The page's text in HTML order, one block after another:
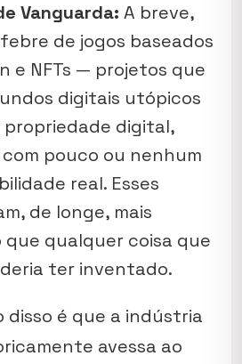
Vanguarda: A breve,
de jogos baseados
e NFTs — projetos que
digitais utópicos
propriedade digital,
pouco ou nenhum
real. Esses
de longe, mais
qualquer coisa que
ter inventado.
é que a indústria
avessa ao